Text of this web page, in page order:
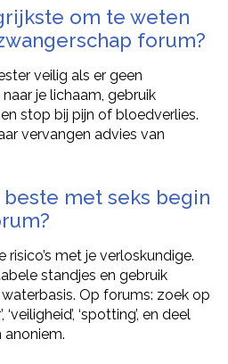
om te weten
forum?
veilig als er geen
je lichaam, gebruik
stop bij pijn of bloedverlies.
vervangen advies van
met seks begin
met je verloskundige.
standjes en gebruik
Op forums: zoek op
‘spotting’, en deel